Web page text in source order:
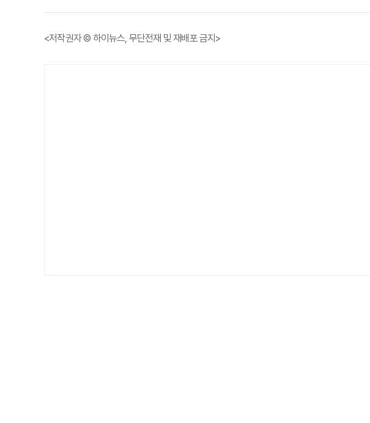
<저작권자 © 하이뉴스, 무단전재 및 재배포 금지>